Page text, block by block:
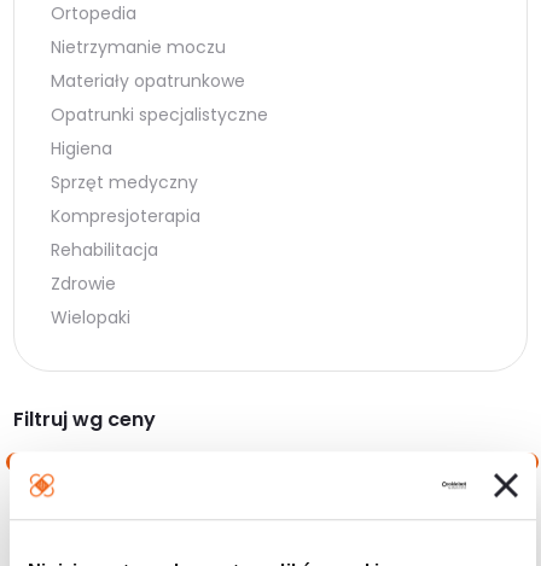
Ortopedia
Nietrzymanie moczu
Materiały opatrunkowe
Opatrunki specjalistyczne
Higiena
Sprzęt medyczny
Kompresjoterapia
Rehabilitacja
Zdrowie
Wielopaki
Filtruj wg ceny
min.
maks.